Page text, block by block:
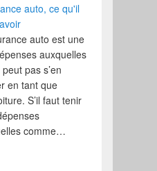
auto, ce qu'il
auto est une
auxquelles
pas s’en
en tant que
S’il faut tenir
comme…